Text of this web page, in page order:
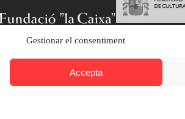
Gestionar el consentiment
Accepta